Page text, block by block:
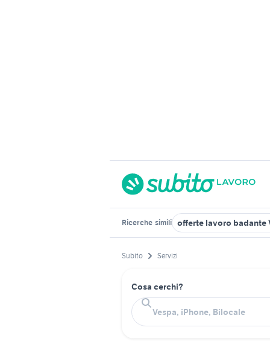
Ricerche simili offerte lavoro badante
Subito Servizi
Cosa cerchi?